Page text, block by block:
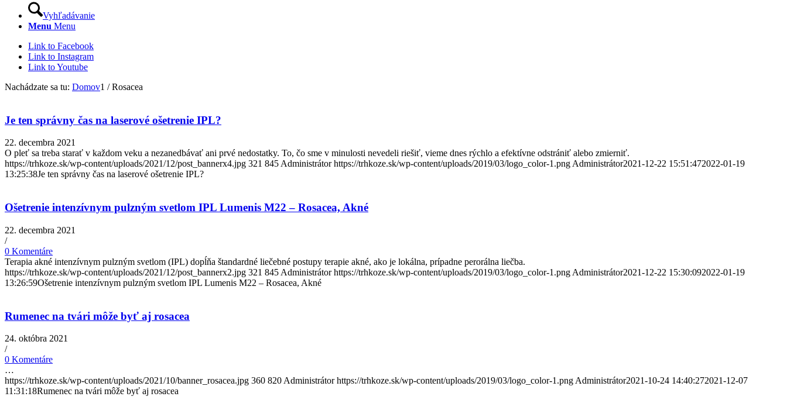
Vyhľadávanie
Menu Menu
Link to Facebook
Link to Instagram
Link to Youtube
Nachádzate sa tu: Domov1 / Rosacea
Je ten správny čas na laserové ošetrenie IPL?
22. decembra 2021
O pleť sa treba starať v každom veku a nezanedbávať ani prvé nedostatky. To, čo sme v minulosti nevedeli riešiť, vieme dnes rýchlo a efektívne odstrániť alebo zmierniť.
https://trhkoze.sk/wp-content/uploads/2021/12/post_bannerx4.jpg 321 845Administrátor https://trhkoze.sk/wp-content/uploads/2019/03/logo_color-1.pngAdministrátor2021-12-22 15:51:472022-01-19
13:25:38Je ten správny čas na laserové ošetrenie IPL?
Ošetrenie intenzívnym pulzným svetlom IPL Lumenis M22 – Rosacea, Akné
22. decembra 2021
/
0 Komentáre
Terapia akné intenzívnym pulzným svetlom (IPL) dopĺňa štandardné liečebné postupy terapie akné, ako je lokálna, prípadne perorálna liečba.
https://trhkoze.sk/wp-content/uploads/2021/12/post_bannerx2.jpg 321 845 Administrátor https://trhkoze.sk/wp-content/uploads/2019/03/logo_color-1.png Administrátor2021-12-22 15:30:092022-01-19
13:26:59Ošetrenie intenzívnym pulzným svetlom IPL Lumenis M22 – Rosacea, Akné
Rumenec na tvári môže byť aj rosacea
24. októbra 2021
/
0 Komentáre
…
https://trhkoze.sk/wp-content/uploads/2021/10/banner_rosacea.jpg 360 820 Administrátor https://trhkoze.sk/wp-content/uploads/2019/03/logo_color-1.png Administrátor2021-10-24 14:40:272021-12-07
11:31:18Rumenec na tvári môže byť aj rosacea